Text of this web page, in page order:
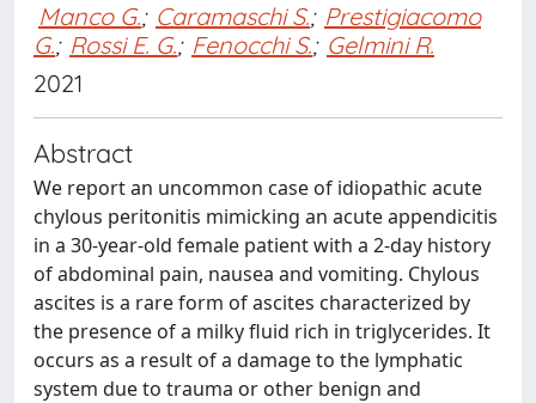
Manco G.; Caramaschi S.; Prestigiacomo
G.; Rossi E. G.; Fenocchi S.; Gelmini R.
2021
Abstract
We report an uncommon case of idiopathic acute
chylous peritonitis mimicking an acute appendicitis
in a 30-year-old female patient with a 2-day history
of abdominal pain, nausea and vomiting. Chylous
ascites is a rare form of ascites characterized by
the presence of a milky fluid rich in triglycerides. It
occurs as a result of a damage to the lymphatic
system due to trauma or other benign and